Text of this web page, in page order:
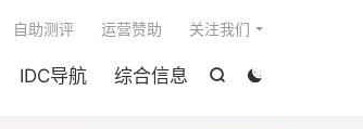


IDC导航 综合信息
自助测评 运营赞助 关注我们